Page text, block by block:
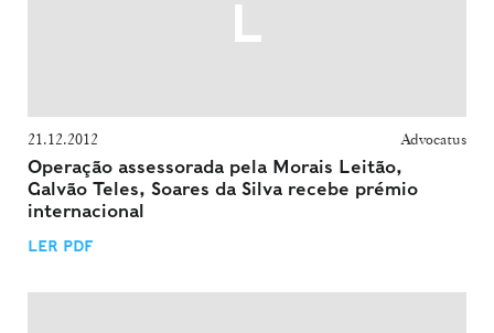
21.12.2012 Advocatus
Operação assessorada pela Morais Leitão,
Galvão Teles, Soares da Silva recebe prémio
internacional
LER PDF